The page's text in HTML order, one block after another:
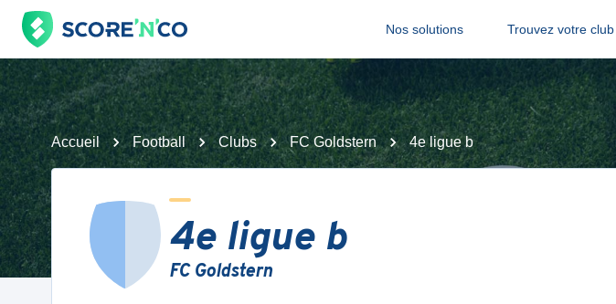
Nos solutions Trouvez votre club
Accueil Football Clubs FC Goldstern 4e ligue b
4e ligue b
FC Goldstern